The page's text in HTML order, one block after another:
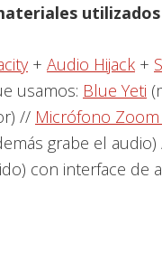
+ Audio Hijack +
usamos: Blue Yeti
// Micrófono Zoom
grabe el audio)
con interface de